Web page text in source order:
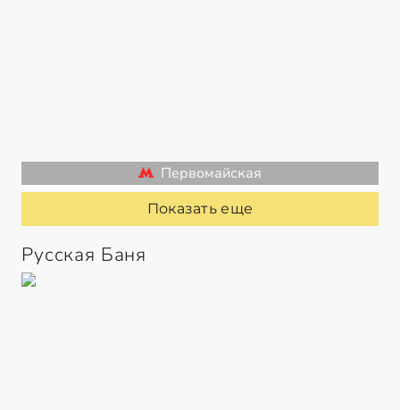
Первомайская
Показать еще
Русская Баня